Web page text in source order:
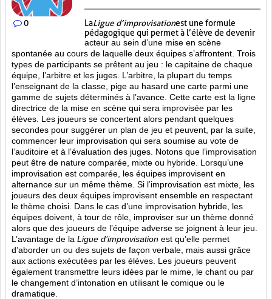
0 LaLigue d’improvisationest une formule
pédagogique qui permet à l’élève de devenir
acteur au sein d’une mise en scène
spontanée au cours de laquelle deux équipes s’affrontent. Trois
types de participants se prêtent au jeu : le capitaine de chaque
équipe, l’arbitre et les juges. L’arbitre, la plupart du temps
l’enseignant de la classe, pige au hasard une carte parmi une
gamme de sujets déterminés à l’avance. Cette carte est la ligne
directrice de la mise en scène qui sera improvisée par les
élèves. Les joueurs se concertent alors pendant quelques
secondes pour suggérer un plan de jeu et peuvent, par la suite,
commencer leur improvisation qui sera soumise au vote de
l’auditoire et à l’évaluation des juges. Notons que l’improvisation
peut être de nature comparée, mixte ou hybride. Lorsqu’une
improvisation est comparée, les équipes improvisent en
alternance sur un même thème. Si l’improvisation est mixte, les
joueurs des deux équipes improvisent ensemble en respectant
le thème choisi. Dans le cas d’une improvisation hybride, les
équipes doivent, à tour de rôle, improviser sur un thème donné
alors que des joueurs de l’équipe adverse se joignent à leur jeu.
L’avantage de la Ligue d’improvisation est qu’elle permet
d’aborder un ou des sujets de façon verbale, mais aussi grâce
aux actions exécutées par les élèves. Les joueurs peuvent
également transmettre leurs idées par le mime, le chant ou par
le changement d’intonation en utilisant le comique ou le
dramatique.